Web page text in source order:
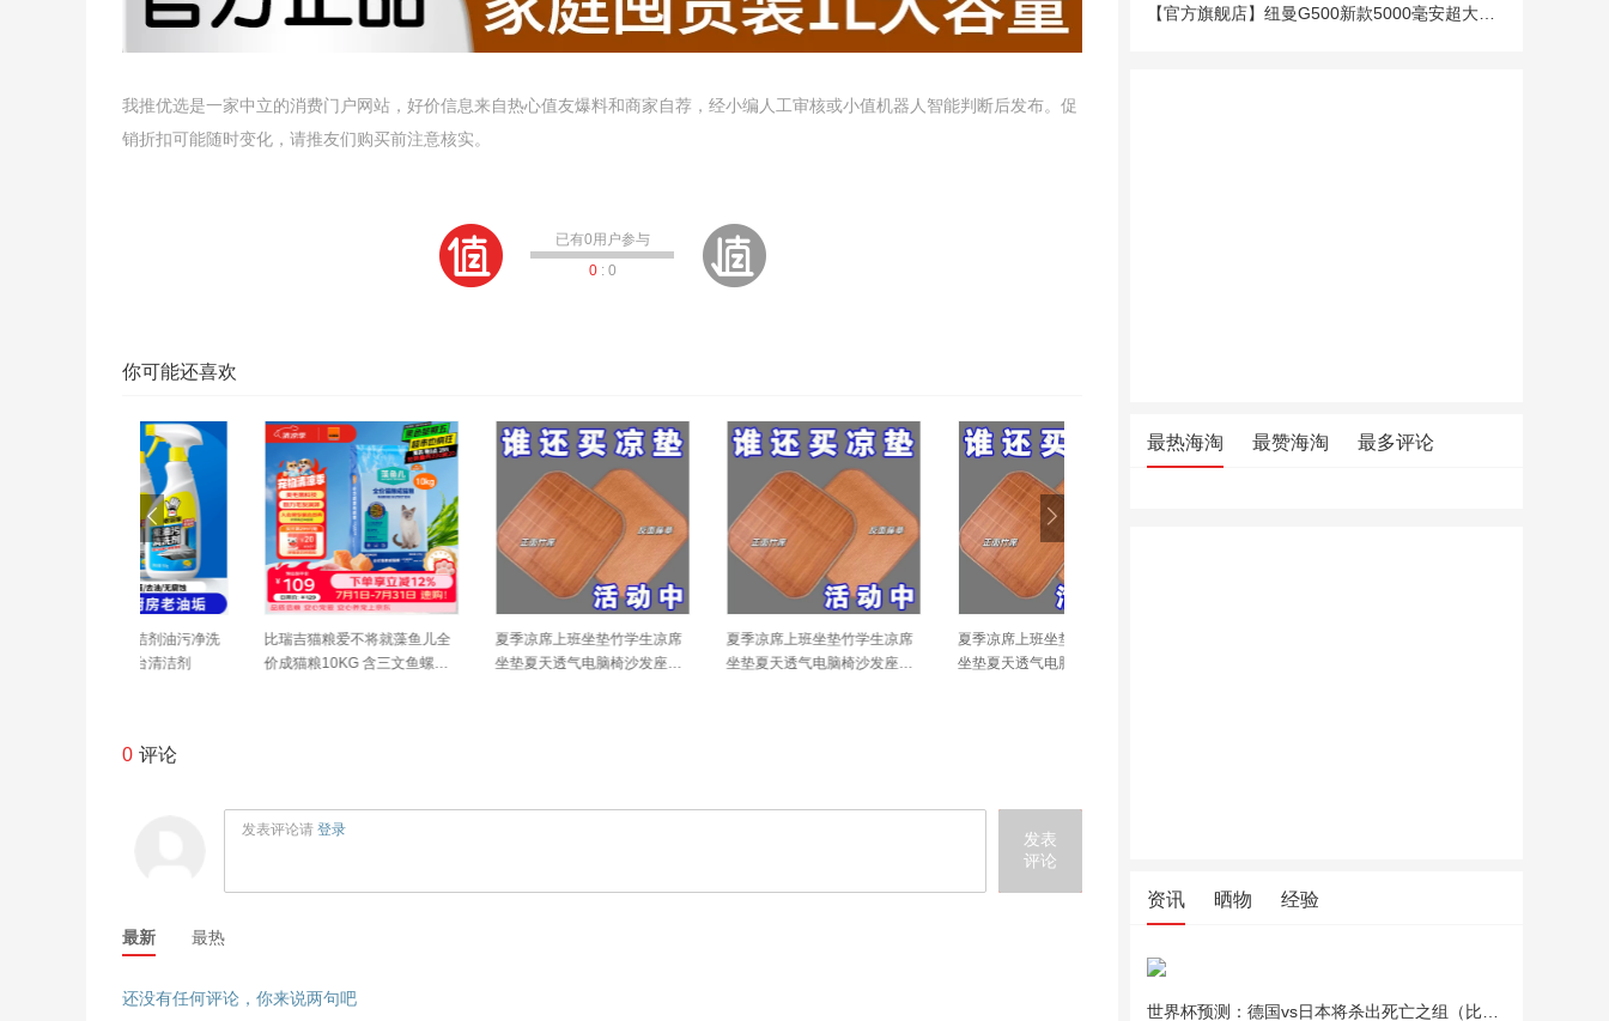
我推优选是一家中立的消费门户网站，好价信息来自热心值友爆料和商家自荐，经小编人工审核或小值机器人智能判断后发布。促
销折扣可能随时变化，请推友们购买前注意核实。
已有0用户参与
0: 0
你可能还喜欢
比瑞吉猫粮爱不将就藻鱼儿全
价成猫粮10KG 含三文鱼螺旋
夏季凉席上班坐垫竹学生凉席
坐垫夏天透气电脑椅沙发座垫
夏季凉席上班坐垫竹学生凉席
坐垫夏天透气电脑椅沙发座垫
夏季凉席上班坐垫竹学生凉席
坐垫夏天透气电脑椅沙发座垫
0 评论
发表评论请 登录
发表
评论
最新 最热
还没有任何评论，你来说两句吧
最热海淘 最赞海淘 最多评论
资讯 晒物 经验